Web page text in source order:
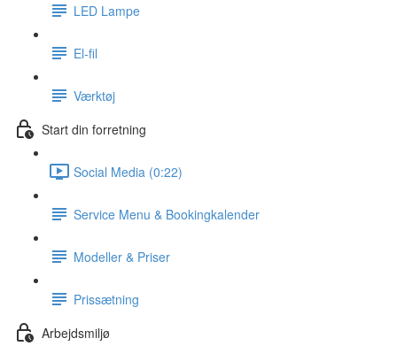
LED Lampe
El-fil
Værktøj
Start din forretning
Social Media (0:22)
Service Menu & Bookingkalender
Modeller & Priser
Prissætning
Arbejdsmiljø